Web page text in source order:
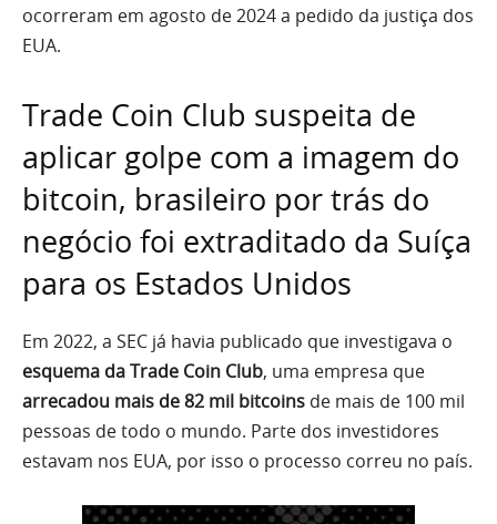
ocorreram em agosto de 2024 a pedido da justiça dos
EUA.
Trade Coin Club suspeita de
aplicar golpe com a imagem do
bitcoin, brasileiro por trás do
negócio foi extraditado da Suíça
para os Estados Unidos
Em 2022, a SEC já havia publicado que investigava o
esquema da Trade Coin Club, uma empresa que
arrecadou mais de 82 mil bitcoins de mais de 100 mil
pessoas de todo o mundo. Parte dos investidores
estavam nos EUA, por isso o processo correu no país.